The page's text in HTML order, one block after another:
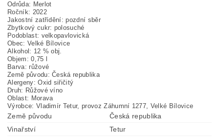
Odrůda: Merlot
Ročník: 2022
Jakostní zatřídění:pozdní sběr
Zbytkový cukr: polosuché
Podoblast: velkopavlovická
Obec: Velké Bílovice
Alkohol: 12 % obj.
Objem:0,75 l
Barva:růžové
Země původu:Česká republika
Alergeny:Oxid siřičitý
Druh: Růžové víno
Oblast: Morava
Výrobce: Vladimír Tetur, provoz Záhumní 1277, Velké Bílovice
Země původu
Česká republika
Vinařství
Tetur